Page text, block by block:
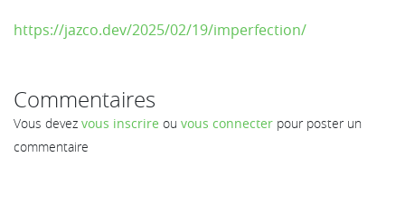
https://jazco.dev/2025/02/19/imperfection/
Commentaires
Vous devez vous inscrire ou vous connecter pour poster un
commentaire